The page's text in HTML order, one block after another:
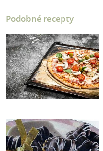
Podobné recepty